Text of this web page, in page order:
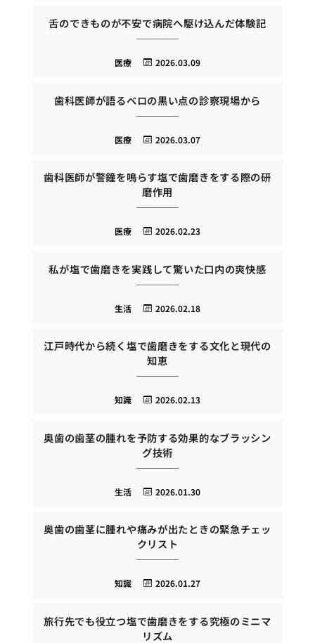
舌のできものが不安で病院へ駆け込んだ体験記
2026.03.09
医療
歯科医師が語るベロの黒い点の診察現場から
2026.03.07
医療
歯科医師が警鐘を鳴らす塩で歯磨きをする際の研
磨作用
2026.02.23
医療
私が塩で歯磨きを実践して驚いた口内の爽快感
2026.02.18
生活
江戸時代から続く塩で歯磨きをする文化と現代の
知恵
2026.02.13
知識
奥歯の歯茎の腫れを予防する効果的なブラッシン
グ技術
2026.01.30
生活
奥歯の歯茎に腫れや痛みが出たときの緊急チェッ
クリスト
2026.01.27
知識
旅行先でも役立つ塩で歯磨きをする究極のミニマ
リズム